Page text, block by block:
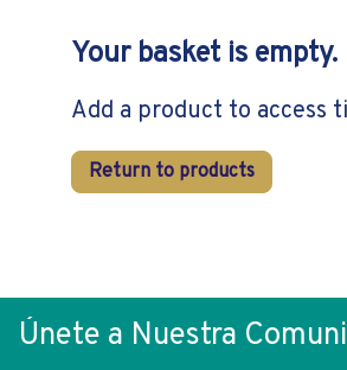
Your basket is empty.
Add a product to access
Return to products
Únete a Nuestra